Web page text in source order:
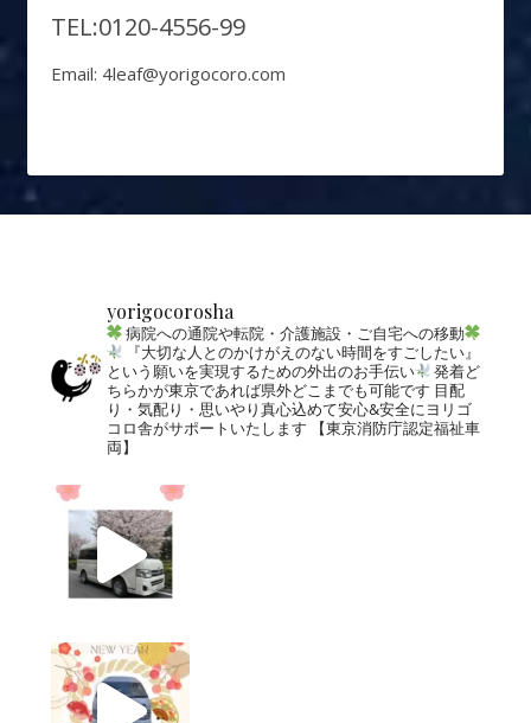
TEL:0120-4556-99
Email: 4leaf@yorigocoro.com
yorigocorosha
病院への通院や転院・介護施設・ご自宅への移動
『大切な人とのかけがえのない時間をすごしたい』
という願いを実現するための外出のお手伝い
発着ど
ちらかが東京であれば県外どこまでも可能です 目配
り・気配り・思いやり真心込めて安心&安全にヨリゴ
コロ舎がサポートいたします 【東京消防庁認定福祉車
両】